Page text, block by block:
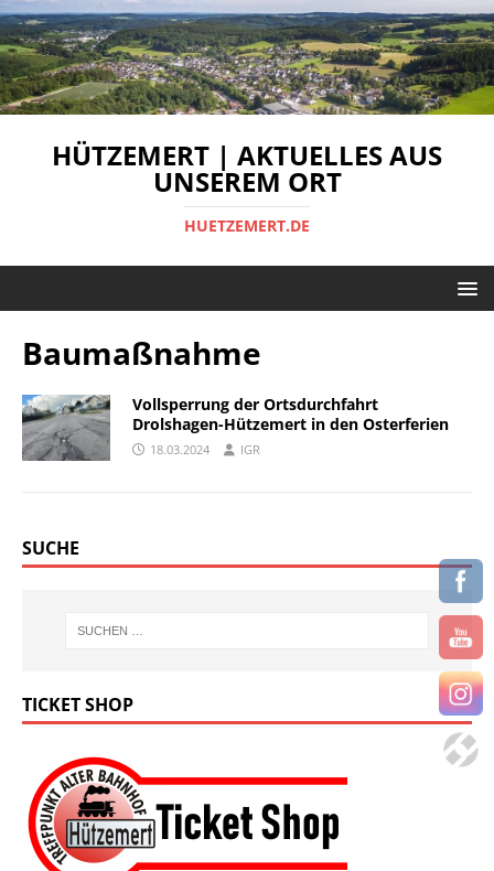
HÜTZEMERT | AKTUELLES AUS
UNSEREM ORT
HUETZEMERT.DE
Baumaßnahme
Vollsperrung der Ortsdurchfahrt
Drolshagen-Hützemert in den Osterferien
18.03.2024 IGR
SUCHE
TICKET SHOP